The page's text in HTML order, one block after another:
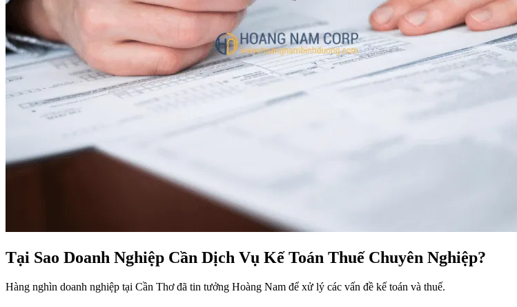
Tại Sao Doanh Nghiệp Cần Dịch Vụ Kế Toán Thuế Chuyên Nghiệp?
Hàng nghìn doanh nghiệp tại Cần Thơ đã tin tưởng Hoàng Nam để xử lý các vấn đề kế toán và thuế.